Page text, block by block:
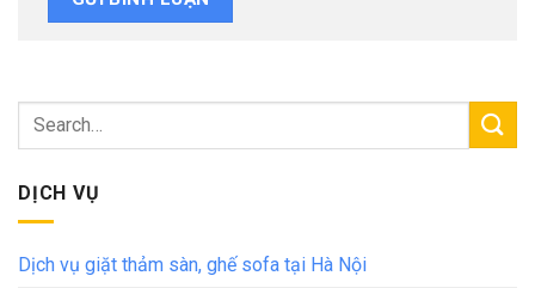
DỊCH VỤ
Dịch vụ giặt thảm sàn, ghế sofa tại Hà Nội